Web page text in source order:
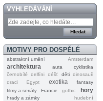
VYHLEDÁVÁNÍ
MOTIVY PRO DOSPĚLÉ
abstraktní umění Amsterdam
architektura auta
cyklistika
černobílé
delfíni déšť děti dinosauři
draci
Egypt exotika
fantasy
filmy a seriály
Francie gothic hory
hrady a zámky hudební